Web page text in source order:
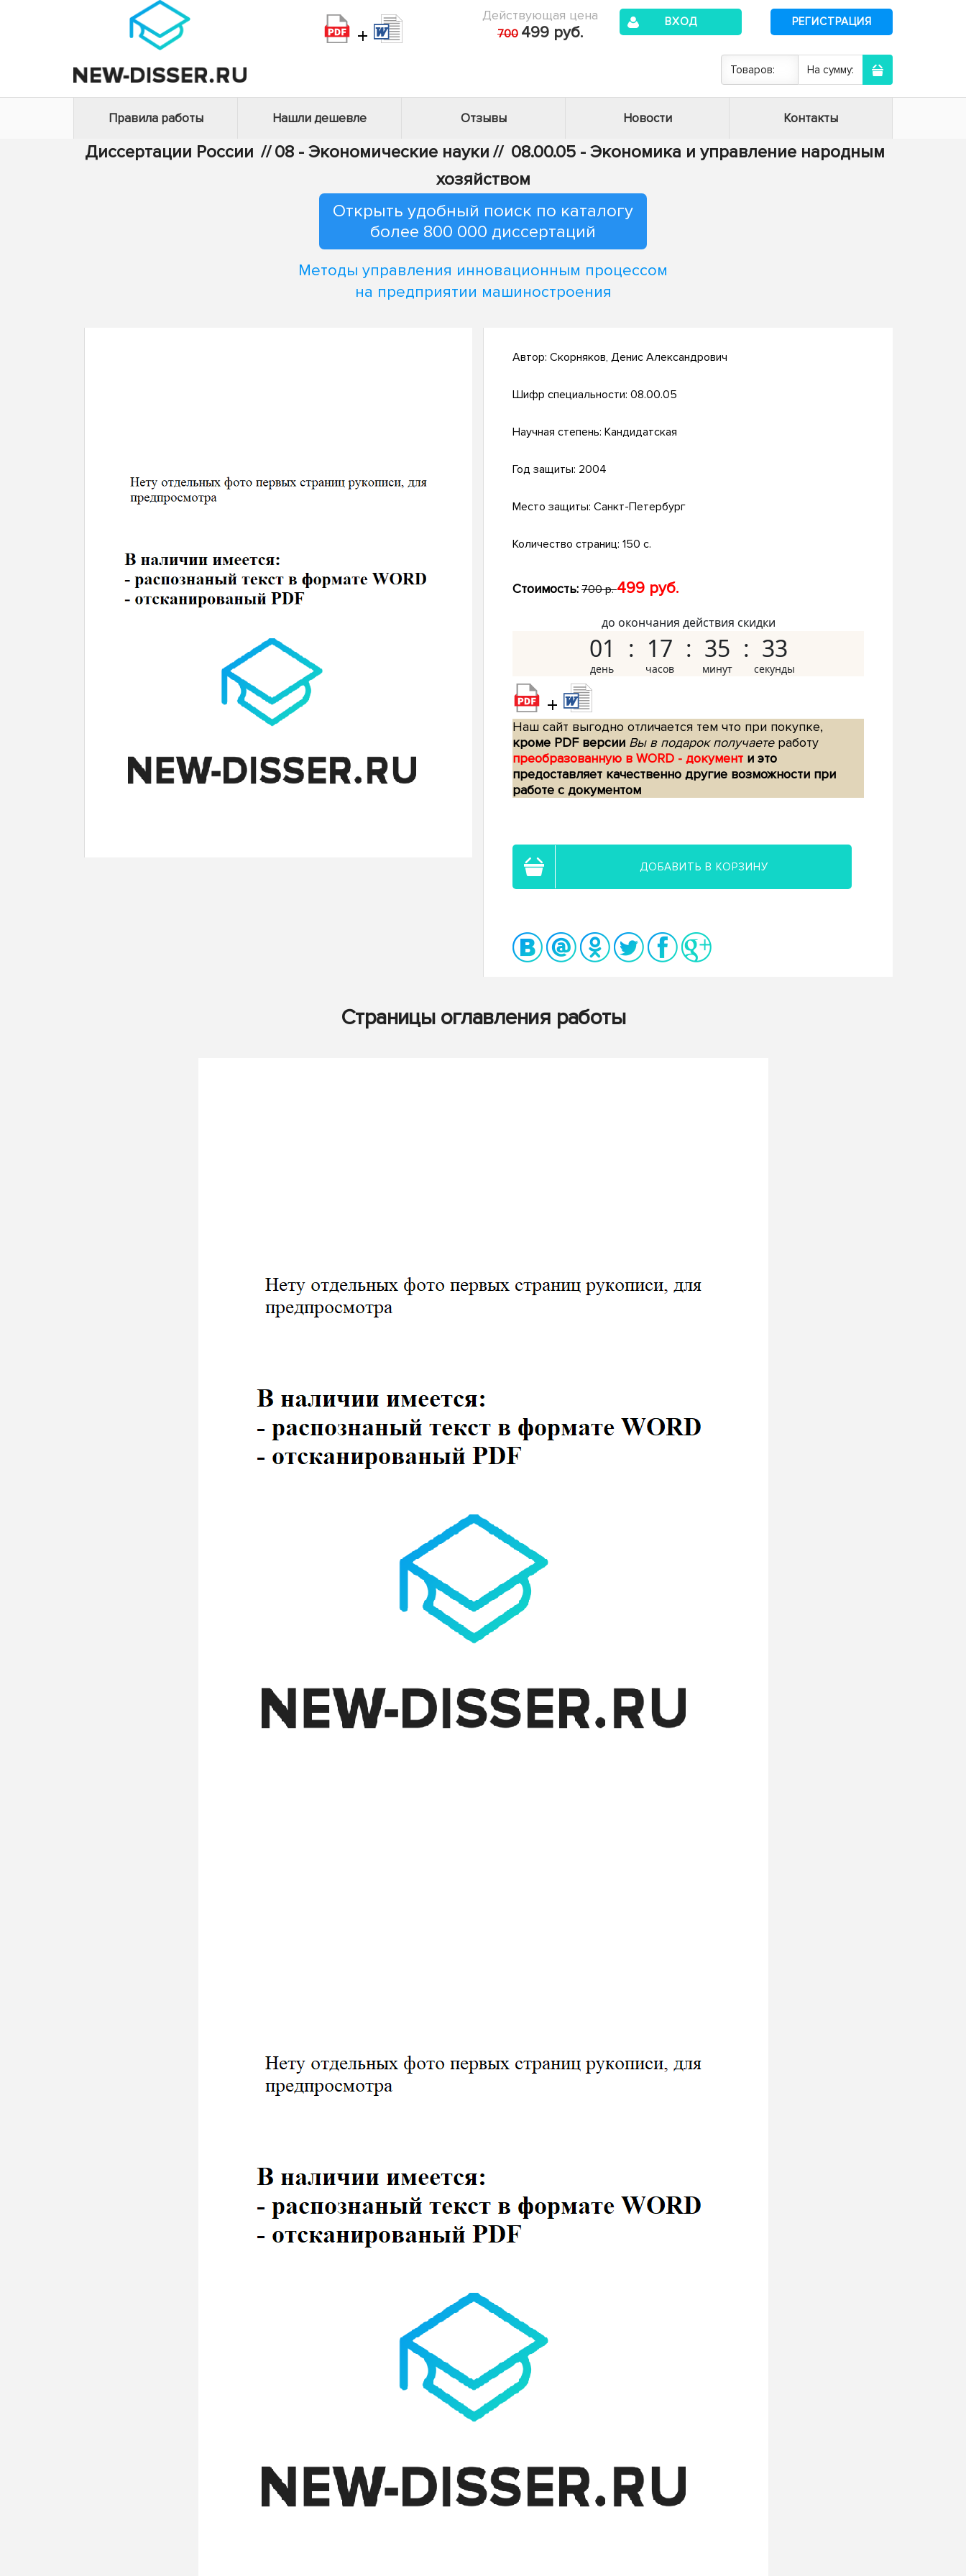
+
Действующая цена
700 499 руб.
ВХОД РЕГИСТРАЦИЯ
Товаров: На сумму:
Правила работы Нашли дешевле Отзывы Новости Контакты
Диссертации России // 08 - Экономические науки // 08.00.05 - Экономика и управление народным
хозяйством
Открыть удобный поиск по каталогу
более 800 000 диссертаций
Методы управления инновационным процессом
на предприятии машиностроения
Автор: Скорняков, Денис Александрович
Шифр специальности: 08.00.05
Научная степень: Кандидатская
Год защиты: 2004
Место защиты: Санкт-Петербург
Количество страниц: 150 с.
Стоимость: 700 р.499 руб.
до окончания действия скидки
01 17 35 32
+
Наш сайт выгодно отличается тем что при покупке,
кроме PDF версии Вы в подарок получаетеработу
преобразованную в WORD - документ и это
предоставляет качественно другие возможности при
работе с документом
ДОБАВИТЬ В КОРЗИНУ
Страницы оглавления работы